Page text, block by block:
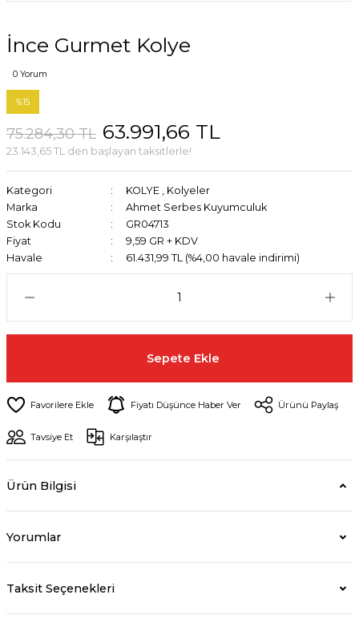
İnce Gurmet Kolye
0 Yorum
%15
75.284,30 TL 63.991,66 TL
23.143,65 TL den başlayan taksitlerle!
Kategori KOLYE , Kolyeler
Marka
Ahmet Serbes Kuyumculuk
Stok Kodu
GR04713
Fiyat
9,59 GR + KDV
Havale
61.431,99 TL (%4,00 havale indirimi)
Sepete Ekle
Fiyatı Düşünce Haber Ver Ürünü Paylaş
Tavsiye Et Karşılaştır
Ürün Bilgisi
Yorumlar
Taksit Seçenekleri